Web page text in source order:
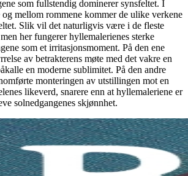
som fullstendig dominerer synsfeltet. I
og mellom rommene kommer de ulike verkene
Slik vil det naturligvis være i de fleste
her fungerer hyllemalerienes sterke
som et irritasjonsmoment. På den ene
av betrakterens møte med det vakre en
en moderne sublimitet. På den andre
monteringen av utstillingen mot en
likeverd, snarere enn at hyllemaleriene er
solnedgangenes skjønnhet.